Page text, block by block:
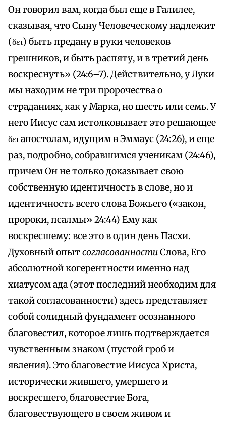
Он говорил вам, когда был еще в Галилее,
сказывая, что Сыну Человеческому надлежит
(δει) быть предану в руки человеков
грешников, и быть распяту, и в третий день
воскреснуть» (24:6–7). Действительно, у Луки
мы находим не три пророчества о
страданиях, как у Марка, но шесть или семь. У
него Иисус сам истолковывает это решающее
δει апостолам, идущим в Эммаус (24:26), и еще
раз, подробно, собравшимся ученикам (24:46),
причем Он не только доказывает свою
собственную идентичность в слове, но и
идентичность всего слова Божьего («закон,
пророки, псалмы» 24:44) Ему как
воскресшему: все это в один день Пасхи.
Духовный опытсогласованностиСлова, Его
абсолютной когерентности именно над
хиатусом ада (этот последний необходим для
такой согласованности) здесь представляет
собой солидный фундамент осознанного
благовестил, которое лишь подтверждается
чувственным знаком (пустой гроб и
явления). Это благовестие Иисуса Христа,
исторически жившего, умершего и
воскресшего, благовестие Бога,
благовествующего в своем живом и